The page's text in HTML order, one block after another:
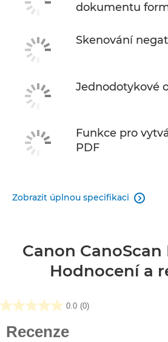
dokumentu
Skenování
Jednodotykové
Funkce pro
PDF
Zobrazit úplnou specifikaci 
Canon CanoScan
Hodnocení a
0.0 (0)
0.0
Recenze